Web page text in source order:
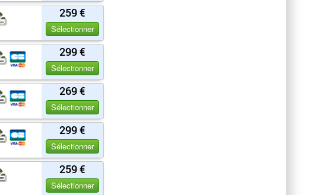
259 €
Sélectionner
299 €
Sélectionner
269 €
Sélectionner
299 €
Sélectionner
259 €
Sélectionner